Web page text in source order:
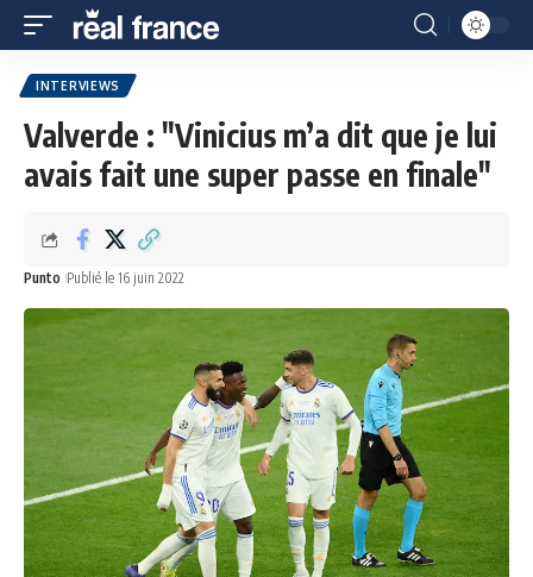
INTERVIEWS
Valverde : "Vinicius m’a dit que je lui
avais fait une super passe en finale"
Punto Publié le 16 juin 2022